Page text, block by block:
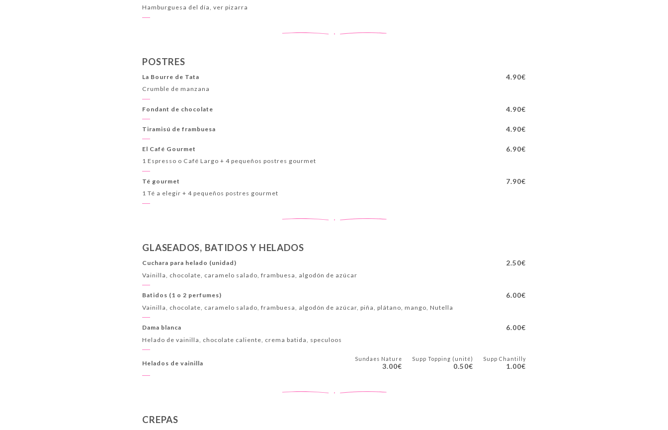
Hamburguesa del día, ver pizarra
POSTRES
La Bourre de Tata 4.90€
Crumble de manzana
Fondant de chocolate 4.90€
Tiramisú de frambuesa 4.90€
El Café Gourmet 6.90€
1 Espresso o Café Largo + 4 pequeños postres gourmet
Té gourmet 7.90€
1 Té a elegir + 4 pequeños postres gourmet
GLASEADOS, BATIDOS Y HELADOS
Cuchara para helado (unidad) 2.50€
Vainilla, chocolate, caramelo salado, frambuesa, algodón de azúcar
Batidos (1 o 2 perfumes) 6.00€
Vainilla, chocolate, caramelo salado, frambuesa, algodón de azúcar, piña, plátano, mango, Nutella
Dama blanca 6.00€
Helado de vainilla, chocolate caliente, crema batida, speculoos
Helados de vainilla
Sundaes Nature
3.00€
Supp Topping (unité)
0.50€
Supp Chantilly
1.00€
CREPAS